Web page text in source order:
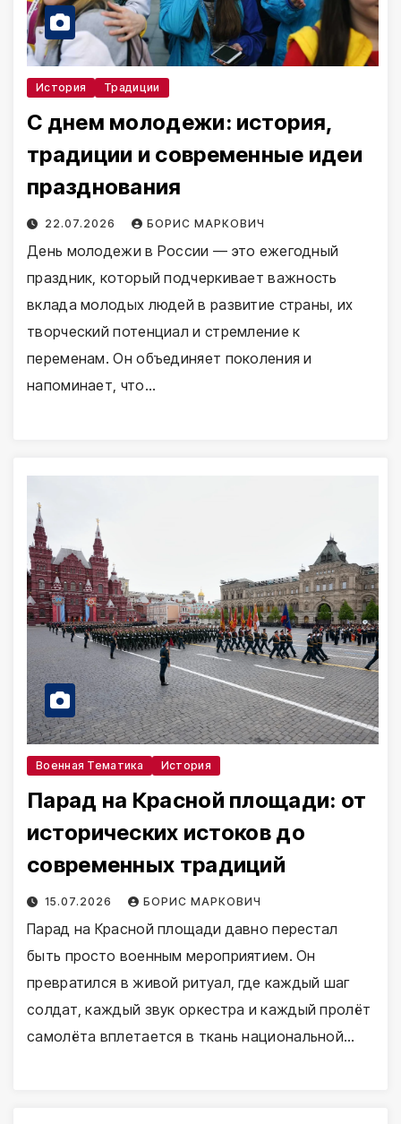
История Традиции
С днем молодежи: история,
традиции и современные идеи
празднования
22.07.2026 БОРИС МАРКОВИЧ
День молодежи в России — это ежегодный
праздник, который подчеркивает важность
вклада молодых людей в развитие страны, их
творческий потенциал и стремление к
переменам. Он объединяет поколения и
напоминает, что…
Военная Тематика История
Парад на Красной площади: от
исторических истоков до
современных традиций
15.07.2026 БОРИС МАРКОВИЧ
Парад на Красной площади давно перестал
быть просто военным мероприятием. Он
превратился в живой ритуал, где каждый шаг
солдат, каждый звук оркестра и каждый пролёт
самолёта вплетается в ткань национальной…